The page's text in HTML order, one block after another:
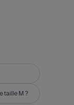
taille M ?